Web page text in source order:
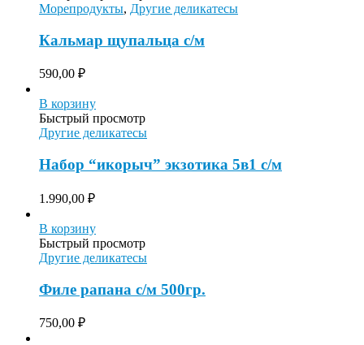
Морепродукты, Другие деликатесы
Кальмар щупальца с/м
590,00 ₽
В корзину
Быстрый просмотр
Другие деликатесы
Набор “икорыч” экзотика 5в1 с/м
1.990,00 ₽
В корзину
Быстрый просмотр
Другие деликатесы
Филе рапана с/м 500гр.
750,00 ₽